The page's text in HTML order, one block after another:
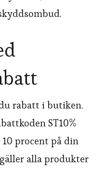
rabatt i butiken.
ST10%
procent på din
alla produkter